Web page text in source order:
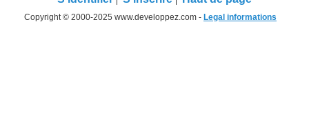
Copyright © 2000-2025 www.developpez.com - Legal informations